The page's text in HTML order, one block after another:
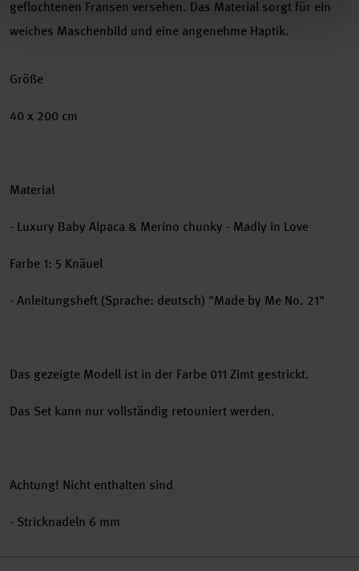
geflochtenen Fransen versehen. Das Material sorgt für ein
weiches Maschenbild und eine angenehme Haptik.
Größe
40 x 200 cm
Material
- Luxury Baby Alpaca & Merino chunky - Madly in Love
Farbe 1: 5 Knäuel
- Anleitungsheft (Sprache: deutsch) "Made by Me No. 21"
Das gezeigte Modell ist in der Farbe 011 Zimt gestrickt.
Das Set kann nur vollständig retouniert werden.
Achtung! Nicht enthalten sind
- Stricknadeln 6 mm